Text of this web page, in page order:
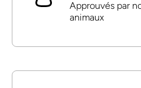
Approuvés par
animaux